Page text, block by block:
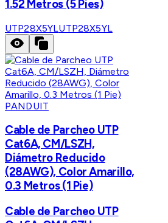
1.52 Metros (5 Pies)
UTP28X5YLUTP28X5YL
PANDUIT
Cable de Parcheo UTP
Cat6A, CM/LSZH,
Diámetro Reducido
(28AWG), Color Amarillo,
0.3 Metros (1 Pie)
Cable de Parcheo UTP